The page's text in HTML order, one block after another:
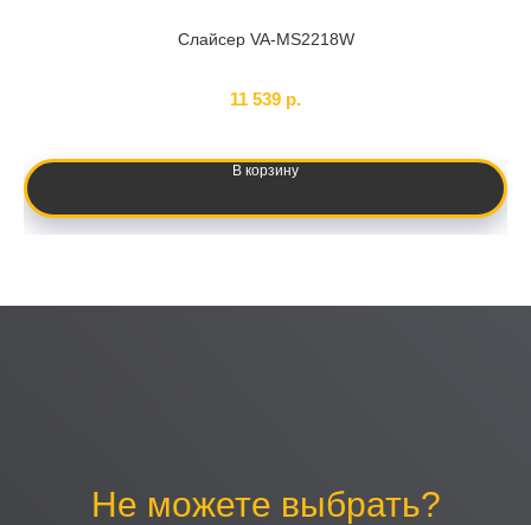
Слайсер VA-MS2218W
11 539 р.
В корзину
Не можете выбрать?